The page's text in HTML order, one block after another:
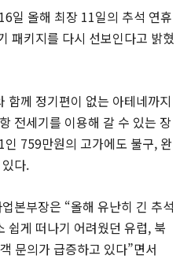
일 올해 최장 11일의 추석 연휴
패키지를 다시 선보인다고 밝혔
함께 정기편이 없는 아테네까지
전세기를 이용해 갈 수 있는 장
759만원의 고가에도 불구, 완
다.
본부장은 “올해 유난히 긴 추석
쉽게 떠나기 어려웠던 유럽, 북
문의가 급증하고 있다”면서